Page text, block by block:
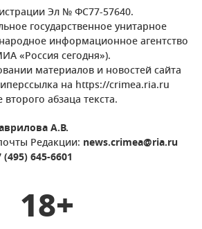
Эл № ФС77-57640.
государственное унитарное
информационное агентство
«Россия сегодня»).
материалов и новостей сайта
на https://crimea.ria.ru
абзаца текста.
А.В.
Редакции: news.crimea@ria.ru
(495) 645-6601
18+